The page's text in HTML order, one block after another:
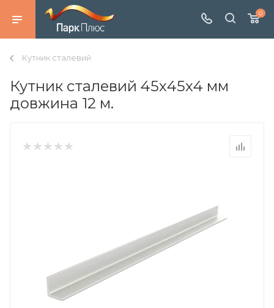
0
Кутник сталевий
Кутник сталевий 45х45х4 мм
довжина 12 м.